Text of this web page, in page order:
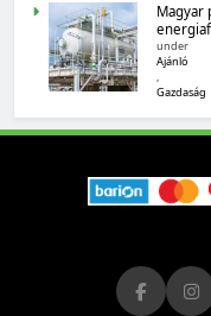
Tizenhat adatsor a
Magyar
under
Ajánló
,
Gazdaság